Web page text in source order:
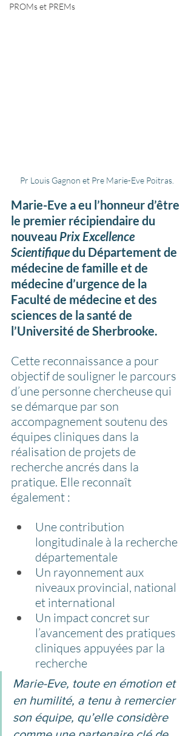
PROMs et PREMs
Pr Louis Gagnon et Pre Marie-Eve Poitras.
Marie-Eve a eu l’honneur d’être
le premier récipiendaire du
nouveau Prix Excellence
Scientifique du Département de
médecine de famille et de
médecine d’urgence de la
Faculté de médecine et des
sciences de la santé de
l’Université de Sherbrooke.
Cette reconnaissance a pour
objectif de souligner le parcours
d’une personne chercheuse qui
se démarque par son
accompagnement soutenu des
équipes cliniques dans la
réalisation de projets de
recherche ancrés dans la
pratique. Elle reconnaît
également :
Une contribution
longitudinale à la recherche
départementale
Un rayonnement aux
niveaux provincial, national
et international
Un impact concret sur
l’avancement des pratiques
cliniques appuyées par la
recherche
Marie-Eve, toute en émotion et
en humilité, a tenu à remercier
son équipe, qu’elle considère